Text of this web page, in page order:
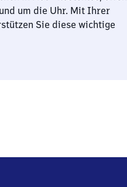
um die Uhr. Mit Ihrer
Sie diese wichtige